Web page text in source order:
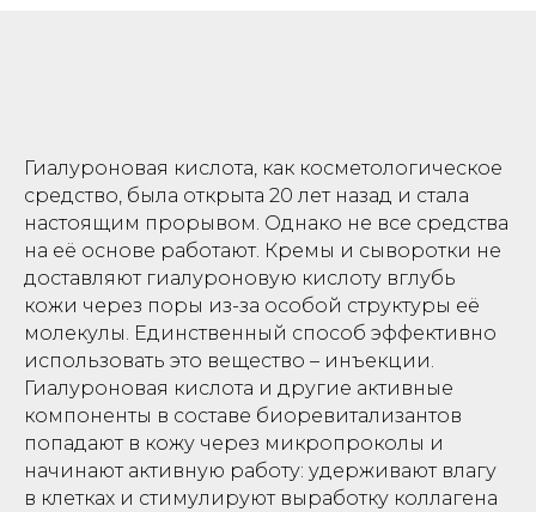
Гиалуроновая кислота, как косметологическое
средство, была открыта 20 лет назад и стала
настоящим прорывом. Однако не все средства
на её основе работают. Кремы и сыворотки не
доставляют гиалуроновую кислоту вглубь
кожи через поры из-за особой структуры её
молекулы. Единственный способ эффективно
использовать это вещество – инъекции.
Гиалуроновая кислота и другие активные
компоненты в составе биоревитализантов
попадают в кожу через микропроколы и
начинают активную работу: удерживают влагу
в клетках и стимулируют выработку коллагена